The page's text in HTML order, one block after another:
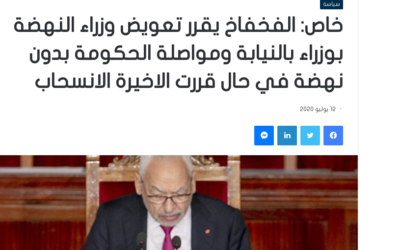
سياسة
خاص: الفخفاخ يقرر تعويض وزراء النهضة
بوزراء بالنيابة ومواصلة الحكومة بدون
نهضة في حال قررت الاخيرة الانسحاب
12 يوليو 2020
فيسبوكتويتر لينكدإن ماسنجر